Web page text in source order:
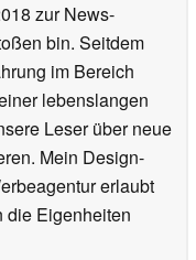
zur News-
bin. Seitdem
im Bereich
lebenslangen
Leser über neue
Mein Design-
erlaubt
die Eigenheiten